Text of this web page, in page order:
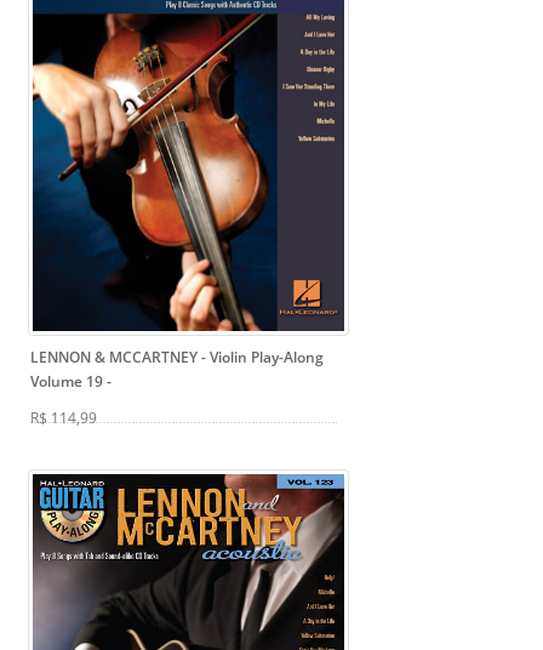
LENNON & MCCARTNEY - Violin Play-Along
Volume 19-
R$ 114,99